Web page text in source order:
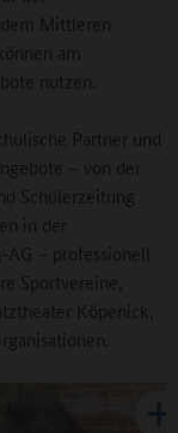
Mittleren
am
nutzen.
Partner und
– von der
Schülerzeitung
in der
– professionell
Sportvereine,
Köpenick,